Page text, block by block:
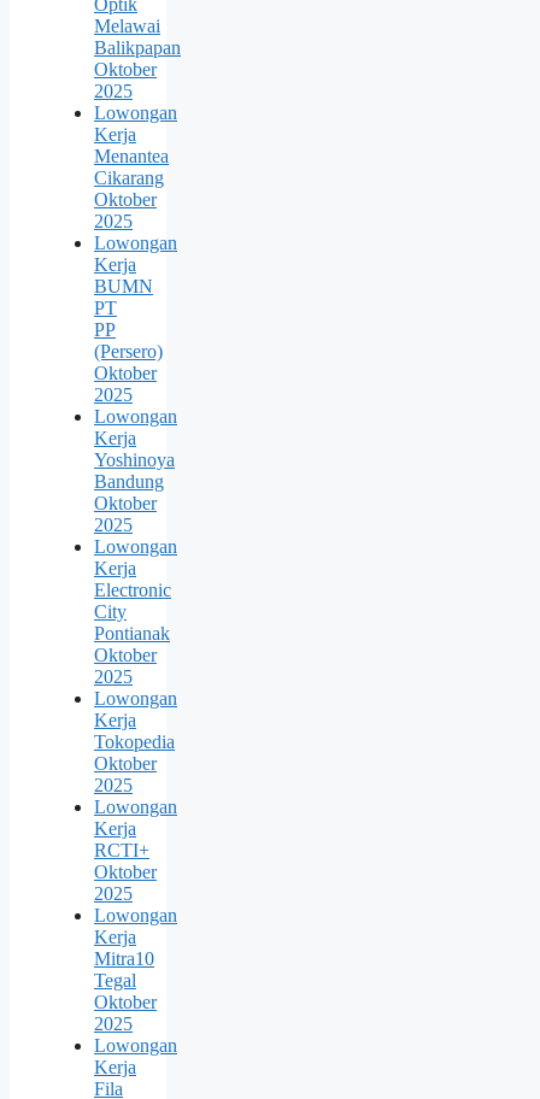
Melawai
Balikpapan
Oktober
2025
Lowongan
Kerja
Menantea
Cikarang
Oktober
2025
Lowongan
Kerja
BUMN
PT
PP
(Persero)
Oktober
2025
Lowongan
Kerja
Yoshinoya
Bandung
Oktober
2025
Lowongan
Kerja
Electronic
City
Pontianak
Oktober
2025
Lowongan
Kerja
Tokopedia
Oktober
2025
Lowongan
Kerja
RCTI+
Oktober
2025
Lowongan
Kerja
Mitra10
Tegal
Oktober
2025
Lowongan
Kerja
Fila